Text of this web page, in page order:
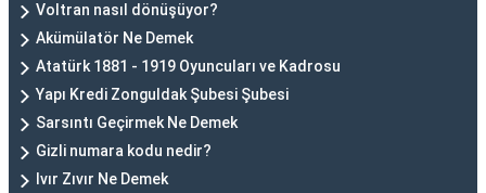
Voltran nasıl dönüşüyor?
Akümülatör Ne Demek
Atatürk 1881 - 1919 Oyuncuları ve Kadrosu
Yapı Kredi Zonguldak Şubesi Şubesi
Sarsıntı Geçirmek Ne Demek
Gizli numara kodu nedir?
Ivır Zıvır Ne Demek